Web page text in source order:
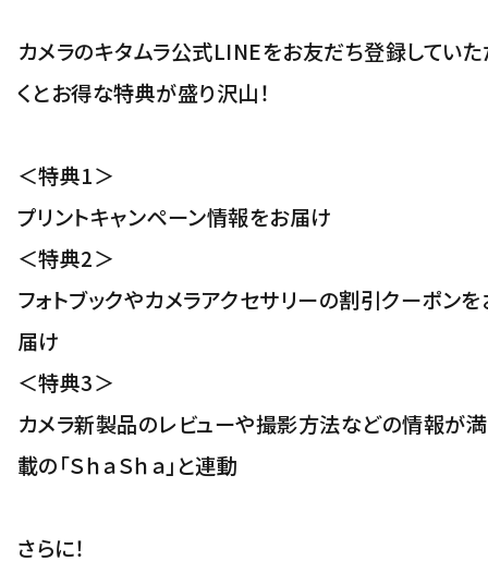
カメラのキタムラ公式LINEをお友だち登録してい
くとお得な特典が盛り沢山！
＜特典1＞
プリントキャンペーン情報をお届け
＜特典2＞
フォトブックやカメラアクセサリーの割引クーポンを
届け
＜特典3＞
カメラ新製品のレビューや撮影方法などの情報が満
載の「ＳｈａＳｈａ」と連動
さらに！